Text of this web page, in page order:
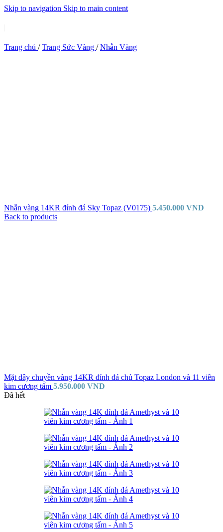
Skip to navigation Skip to main content
Trang chủ / Trang Sức Vàng / Nhẫn Vàng
Nhẫn vàng 14KR đính đá Sky Topaz (V0175) 5.450.000 VND
Back to products
Mặt dây chuyền vàng 14KR đính đá chủ Topaz London và 11 viên
kim cương tấm 5.950.000 VND
Đã hết